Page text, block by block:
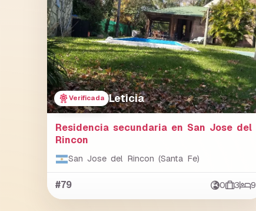
Verificada Leticia
Residencia secundaria en San Jose del
Rincon
San Jose del Rincon (Santa Fe)
#79 0 3 9